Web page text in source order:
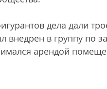
дела дали
внедрен в группу по
арендой